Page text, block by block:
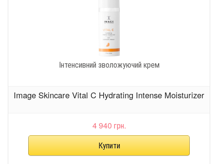
Інтенсивний зволожуючий крем
Image Skincare Vital C Hydrating Intense Moisturizer
4 940 грн.